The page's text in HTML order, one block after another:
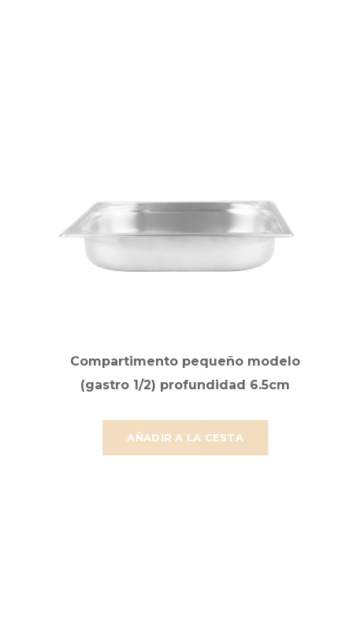
AÑADIR A LA CESTA
Compartimento pequeño modelo
(gastro 1/2) profundidad 6.5cm